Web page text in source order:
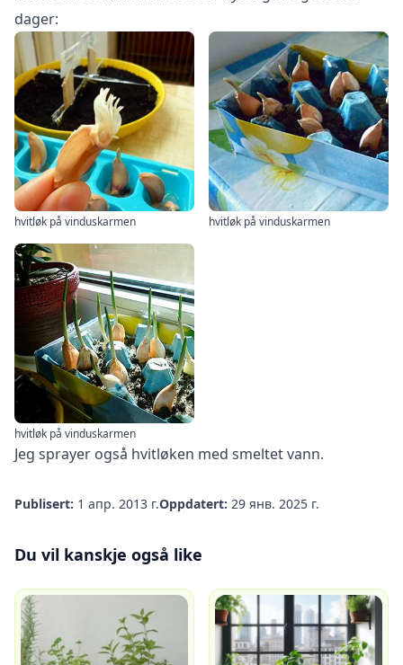
dager:
hvitløk på vinduskarmen hvitløk på vinduskarmen
hvitløk på vinduskarmen
Jeg sprayer også hvitløken med smeltet vann.
Publisert: 1 апр. 2013 г.Oppdatert: 29 янв. 2025 г.
Du vil kanskje også like